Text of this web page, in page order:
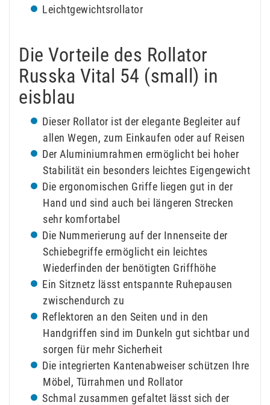
Leichtgewichtsrollator
Die Vorteile des Rollator
Russka Vital 54 (small) in
eisblau
Dieser Rollator ist der elegante Begleiter auf
allen Wegen, zum Einkaufen oder auf Reisen
Der Aluminiumrahmen ermöglicht bei hoher
Stabilität ein besonders leichtes Eigengewicht
Die ergonomischen Griffe liegen gut in der
Hand und sind auch bei längeren Strecken
sehr komfortabel
Die Nummerierung auf der Innenseite der
Schiebegriffe ermöglicht ein leichtes
Wiederfinden der benötigten Griffhöhe
Ein Sitznetz lässt entspannte Ruhepausen
zwischendurch zu
Reflektoren an den Seiten und in den
Handgriffen sind im Dunkeln gut sichtbar und
sorgen für mehr Sicherheit
Die integrierten Kantenabweiser schützen Ihre
Möbel, Türrahmen und Rollator
Schmal zusammen gefaltet lässt sich der